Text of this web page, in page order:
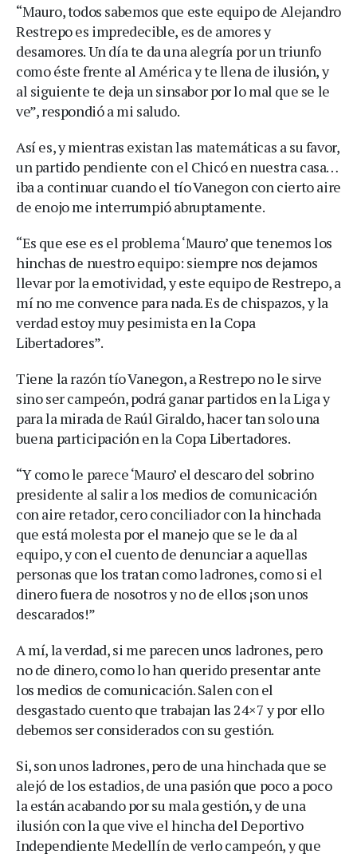
“Mauro, todos sabemos que este equipo de Alejandro
Restrepo es impredecible, es de amores y
desamores. Un día te da una alegría por un triunfo
como éste frente al América y te llena de ilusión, y
al siguiente te deja un sinsabor por lo mal que se le
ve”, respondió a mi saludo.
Así es, y mientras existan las matemáticas a su favor,
un partido pendiente con el Chicó en nuestra casa…
iba a continuar cuando el tío Vanegon con cierto aire
de enojo me interrumpió abruptamente.
“Es que ese es el problema ‘Mauro’ que tenemos los
hinchas de nuestro equipo: siempre nos dejamos
llevar por la emotividad, y este equipo de Restrepo, a
mí no me convence para nada. Es de chispazos, y la
verdad estoy muy pesimista en la Copa
Libertadores”.
Tiene la razón tío Vanegon, a Restrepo no le sirve
sino ser campeón, podrá ganar partidos en la Liga y
para la mirada de Raúl Giraldo, hacer tan solo una
buena participación en la Copa Libertadores.
“Y como le parece ‘Mauro’ el descaro del sobrino
presidente al salir a los medios de comunicación
con aire retador, cero conciliador con la hinchada
que está molesta por el manejo que se le da al
equipo, y con el cuento de denunciar a aquellas
personas que los tratan como ladrones, como si el
dinero fuera de nosotros y no de ellos ¡son unos
descarados!”
A mí, la verdad, si me parecen unos ladrones, pero
no de dinero, como lo han querido presentar ante
los medios de comunicación. Salen con el
desgastado cuento que trabajan las 24×7 y por ello
debemos ser considerados con su gestión.
Si, son unos ladrones, pero de una hinchada que se
alejó de los estadios, de una pasión que poco a poco
la están acabando por su mala gestión, y de una
ilusión con la que vive el hincha del Deportivo
Independiente Medellín de verlo campeón, y que